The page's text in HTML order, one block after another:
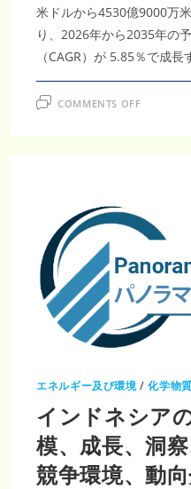
米ドルから4530億9000万
り、2026年から2035年の
（CAGR）が 5.85％で成長
COMMENTS OFFON
調
査
レ
ー
ト
｜
2035
年
4530
億
9000
ド
ル・
次
世
代
送
配
電
イ
エネルギー及び環境/化学物
インドネシア
模、成長、洞
競争環境、動